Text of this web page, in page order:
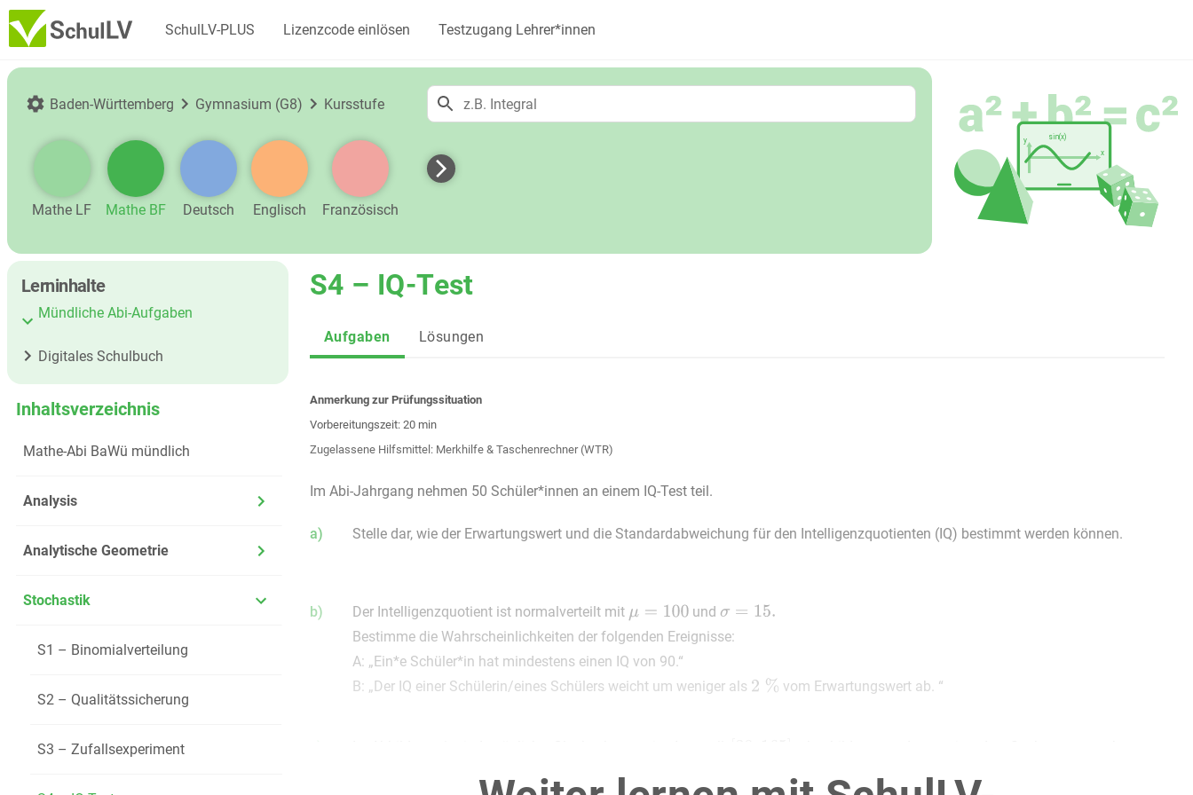
SchulLV-PLUS Lizenzcode einlösen Testzugang Lehrer*innen
Baden-Württemberg Gymnasium (G8) Kursstufe
Mathe LF Mathe BF Deutsch Englisch Französisch
Lerninhalte
Mündliche Abi-Aufgaben
Digitales Schulbuch
Inhaltsverzeichnis
Mathe-Abi BaWü mündlich
Analysis
Analytische Geometrie
Stochastik
S1 – Binomialverteilung
S2 – Qualitätssicherung
S3 – Zufallsexperiment
S4 – IQ-Test
Aufgaben Lösungen
Anmerkung zur Prüfungssituation
Vorbereitungszeit: 20 min
Zugelassene Hilfsmittel: Merkhilfe & Taschenrechner (WTR)
Im Abi-Jahrgang nehmen 50 Schüler*innen an einem IQ-Test teil.
a) Stelle dar, wie der Erwartungswert und die Standardabweichung für den Intelligenzquotienten (IQ) bestimmt werden können.
b) Der Intelligenzquotient ist normalverteilt mit
und
Bestimme die Wahrscheinlichkeiten der folgenden Ereignisse:
A: „Ein*e Schüler*in hat mindestens einen IQ von 90.“
B: „Der IQ einer Schülerin/eines Schülers weicht um weniger als
vom Erwartungswert ab. “